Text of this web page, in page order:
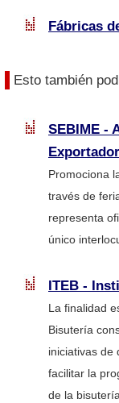
Fábricas
Esto también
SEBIME -
Promociona
través de
representa
único
ITEB -
La finalidad
Bisutería
iniciativas de
facilitar la
de la